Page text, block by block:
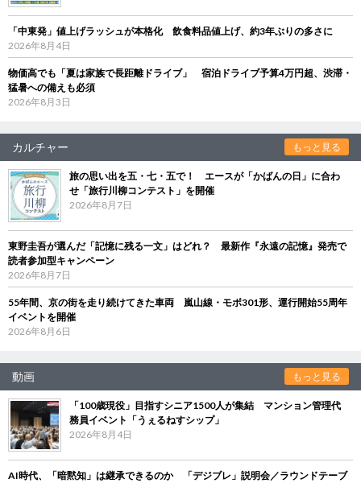
「中東発」値上げラッシュが本格化 飲食料品値上げ、約3年ぶりの多さに
2026年8月4日
物価高でも「夏は家族で長距離ドライブ」 宿泊ドライブ予算4万円超、渋滞・
猛暑への備えも必須
2026年8月3日
カルチャー もっと見る
旅の思い出を五・七・五で！ エースが「かばんの日」に合わ
せ「旅行川柳コンテスト」を開催
2026年8月7日
東野圭吾が選んだ「記憶に残る一文」はどれ？ 最新作『永遠の記憶』発売で
読者参加型キャンペーン
2026年8月7日
55年間、京の街を走り続けてきた車両 嵐山線・モボ301形、運行開始55周年
イベントを開催
2026年8月6日
動画 もっと見る
「100歳現役」目指すシニア1500人が集結 マンション管理代
務員イベント「うぇるねすシップ」
2026年8月4日
AI時代、「暗黙知」は継承できるのか 「デジブレ」説明会／ラウンドテーブ